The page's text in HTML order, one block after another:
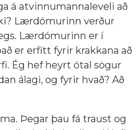
á atvinnumannaleveli að
Lærdómurinn verður
Lærdómurinn er í
er erfitt fyrir krakkana að
Ég hef heyrt ótal sögur
álagi, og fyrir hvað? Að
Þegar þau fá traust og